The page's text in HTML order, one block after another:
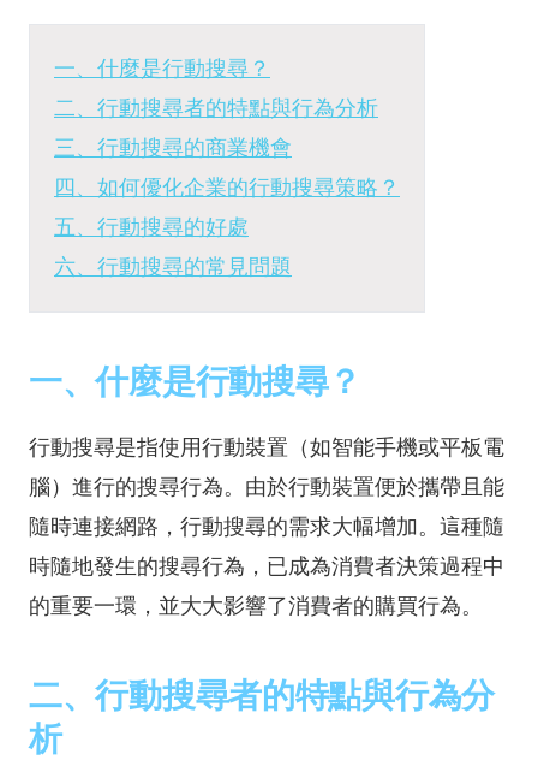
一、什麼是行動搜尋？
二、行動搜尋者的特點與行為分析
三、行動搜尋的商業機會
四、如何優化企業的行動搜尋策略？
五、行動搜尋的好處
六、行動搜尋的常見問題
一、什麼是行動搜尋？
行動搜尋是指使用行動裝置（如智能手機或平板電
腦）進行的搜尋行為。由於行動裝置便於攜帶且能
隨時連接網路，行動搜尋的需求大幅增加。這種隨
時隨地發生的搜尋行為，已成為消費者決策過程中
的重要一環，並大大影響了消費者的購買行為。
二、行動搜尋者的特點與行為分
析